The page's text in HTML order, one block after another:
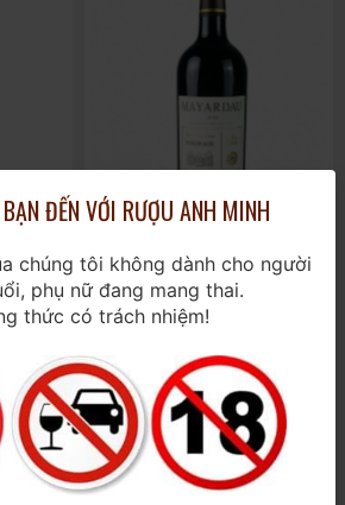
Rượu Vang Mayardau
750ml / 14%
450.000₫
ĐẾN VỚI RƯỢU ANH MINH
chúng tôi không dành cho người
phụ nữ đang mang thai.
thức có trách nhiệm!